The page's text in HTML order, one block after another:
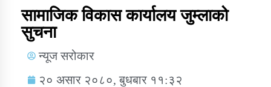
Trending Now
कुषि बिकास कार्यालय जुम्ला सुचना सन्देश
सामाजिक विकास कार्यालय जुम्लाको
सुचना
न्यूज सरोकार
२० असार २०८०, बुधबार ११:३२